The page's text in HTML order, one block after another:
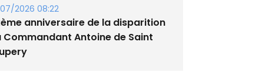
2026 08:22
anniversaire de la disparition
Commandant Antoine de Saint